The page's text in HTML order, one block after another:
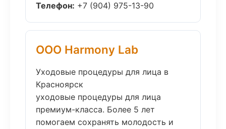
Телефон: +7 (904) 975-13-90
ООО Harmony Lab
Уходовые процедуры для лица в
Красноярск
уходовые процедуры для лица
премиум-класса. Более 5 лет
помогаем сохранять молодость и